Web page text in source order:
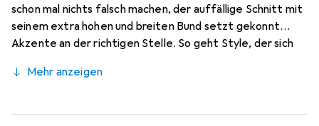
schon mal nichts falsch machen, der auffällige Schnitt mit
seinem extra hohen und breiten Bund setzt gekonnt
Akzente an der richtigen Stelle. So geht Style, der sich
Mehr anzeigen